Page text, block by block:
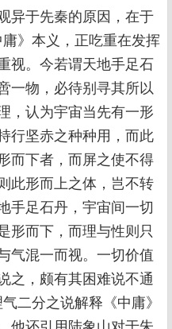
异于先秦的原因，在于
》本义，正吃重在发挥
视。今若谓天地手足石
一物，必待别寻其所以
，认为宇宙当先有一形
行坚赤之种种用，而此
而下者，而屏之使不得
此形而上之体，岂不转
手足石丹，宇宙间一切
形而下，而理与性则只
气混一而视。一切价值
之，颇有其困难说不通
二分之说解释《中庸》